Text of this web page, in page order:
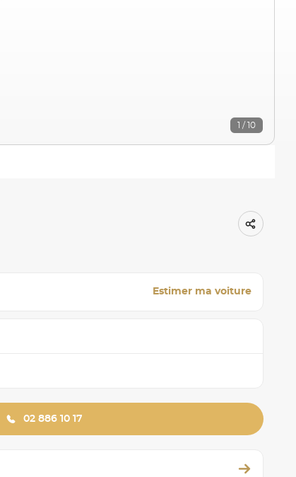
1 / 10
Estimer ma voiture
02 886 10 17